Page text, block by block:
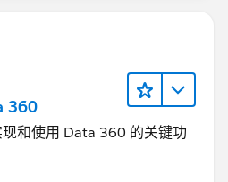
360
和使用 Data 360 的关键功